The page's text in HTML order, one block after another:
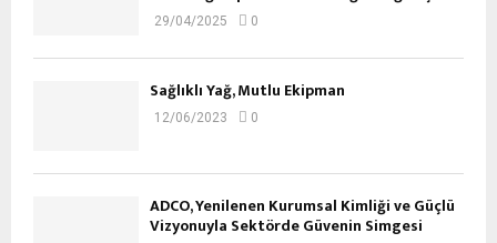
29/04/2025 0
Sağlıklı Yağ, Mutlu Ekipman
12/06/2023 0
ADCO, Yenilenen Kurumsal Kimliği ve Güçlü
Vizyonuyla Sektörde Güvenin Simgesi